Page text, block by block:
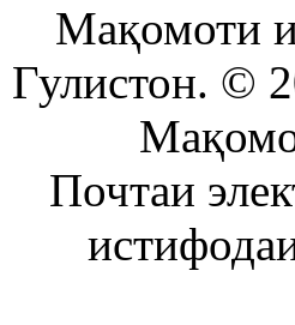
Мақомоти
Гулистон. ©
Почтаи